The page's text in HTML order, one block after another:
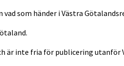
som händer i Västra
är inte fria för publicering